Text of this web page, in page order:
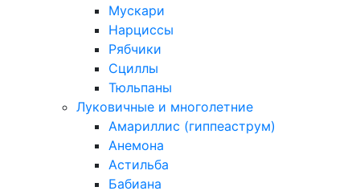
Мускари
Нарциссы
Рябчики
Сциллы
Тюльпаны
Луковичные и многолетние
Амариллис (гиппеаструм)
Анемона
Астильба
Бабиана